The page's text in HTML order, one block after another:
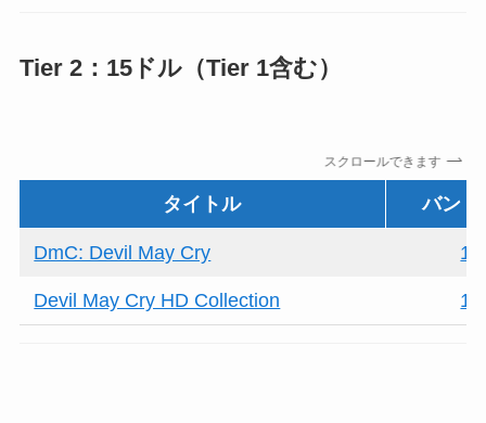
Tier 2：15ドル（Tier 1含む）
スクロールできます
タイトル バンド
DmC: Devil May Cry 12
Devil May Cry HD Collection 10